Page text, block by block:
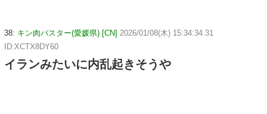
38: キン肉バスター(愛媛県) [CN] 2026/01/08(木) 15:34:34.31
ID:XCTX8DY60
イランみたいに内乱起きそうや